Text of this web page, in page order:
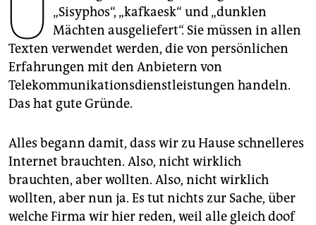
unterstützen
abo
genossenschaft
epaper login
„Sisyphos“, „kafkaesk“ und „dunklen
Mächten ausgeliefert“. Sie müssen in allen
Texten verwendet werden, die von persönlichen
Erfahrungen mit den Anbietern von
Telekommunikationsdienstleistungen handeln.
Das hat gute Gründe.
Alles begann damit, dass wir zu Hause schnelleres
Internet brauchten. Also, nicht wirklich
brauchten, aber wollten. Also, nicht wirklich
wollten, aber nun ja. Es tut nichts zur Sache, über
welche Firma wir hier reden, weil alle gleich doof